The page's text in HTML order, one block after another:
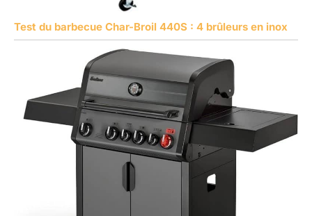
Test du barbecue Char-Broil 440S : 4 brûleurs en inox